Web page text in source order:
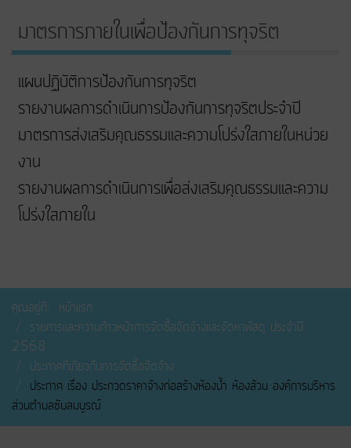
มาตรการภายในเพื่อป้องกันการทุจริต
แผนปฏิบัติการป้องกันการทุจริต
รายงานผลการดำเนินการป้องกันการทุจริตประจำปี
มาตรการส่งเสริมคุณธรรมและความโปร่งใสภายในหน่วย
งาน
รายงานผลการดำเนินการเพื่อส่งเสริมคุณธรรมและความ
โปร่งใสภายใน
คุณอยู่ที่: หน้าแรก
รายการและความก้าวหน้าการจัดซื้อจัดจ้างและจัดหาพัสดุ ประจำปี
2568
ประกาศที่เกี่ยวกับการจัดซื้อจัดจ้าง
ประกาศ เรื่อง ประกวดราคาจ้างก่อสร้างห้องน้ำ ห้องส้วม องค์การบริหาร
ส่วนตำบลซับสมบูรณ์